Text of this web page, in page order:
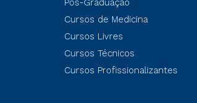
Pós-Graduação
Cursos de Medicina
Cursos Livres
Cursos Técnicos
Cursos Profissionalizantes